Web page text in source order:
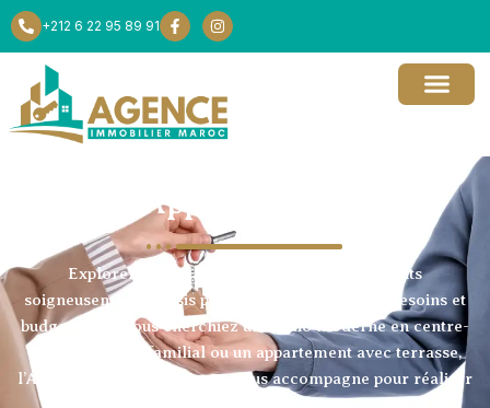
+212 6 22 95 89 91
Appartements
Explorez notre large sélection d’appartements
soigneusement choisis pour répondre à tous les besoins et
budgets. Que vous cherchiez un studio moderne en centre-
ville, un duplex familial ou un appartement avec terrasse,
l’Agence Immobilier Maroc vous accompagne pour réaliser